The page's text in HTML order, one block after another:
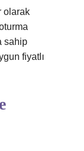
olarak
sahip
fiyatlı